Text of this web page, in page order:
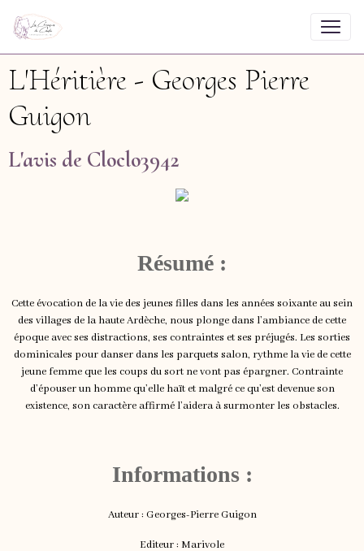
L'Héritière - Georges Pierre
Guigon
L'avis de Cloclo3942
Résumé :
Cette évocation de la vie des jeunes filles dans les années soixante au sein
des villages de la haute Ardèche, nous plonge dans l’ambiance de cette
époque avec ses distractions, ses contraintes et ses préjugés. Les sorties
dominicales pour danser dans les parquets salon, rythme la vie de cette
jeune femme que les coups du sort ne vont pas épargner. Contrainte
d’épouser un homme qu’elle haït et malgré ce qu’est devenue son
existence, son caractère affirmé l’aidera à surmonter les obstacles.
Informations :
Auteur : Georges-Pierre Guigon
Editeur : Marivole